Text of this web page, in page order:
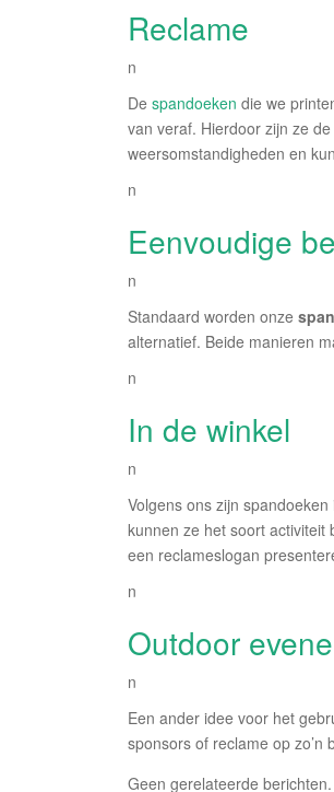
Reclame
n
De spandoeken die we
van veraf. Hierdoor zijn ze
weersomstandigheden en
n
Eenvoudige
n
Standaard worden onze
alternatief. Beide manieren
n
In de winkel
n
Volgens ons zijn
kunnen ze het soort
een reclameslogan
n
Outdoor
n
Een ander idee voor het
sponsors of reclame op zo’n
Geen gerelateerde berichten.